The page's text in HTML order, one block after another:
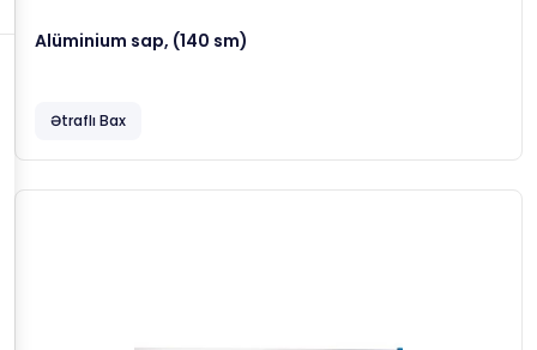
Alüminium sap, (140 sm)
Ətraflı Bax